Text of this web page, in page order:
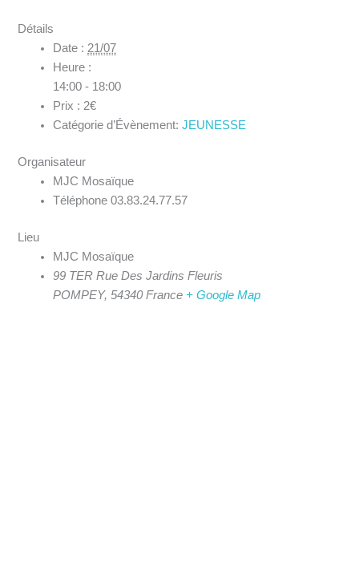
Détails
Date : 21/07
Heure :
14:00 - 18:00
Prix : 2€
Catégorie d’Évènement: JEUNESSE
Organisateur
MJC Mosaïque
Téléphone03.83.24.77.57
Lieu
MJC Mosaïque
99 TER Rue Des Jardins Fleuris
POMPEY, 54340 France + Google Map